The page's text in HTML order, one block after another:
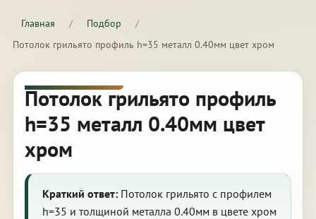
Главная / Подбор
/
Потолок грильято профиль h=35 металл 0.40мм цвет хром
Потолок грильято профиль
h=35 металл 0.40мм цвет
хром
Краткий ответ:Потолок грильято с профилем
h=35 и толщиной металла 0.40мм в цвете хром